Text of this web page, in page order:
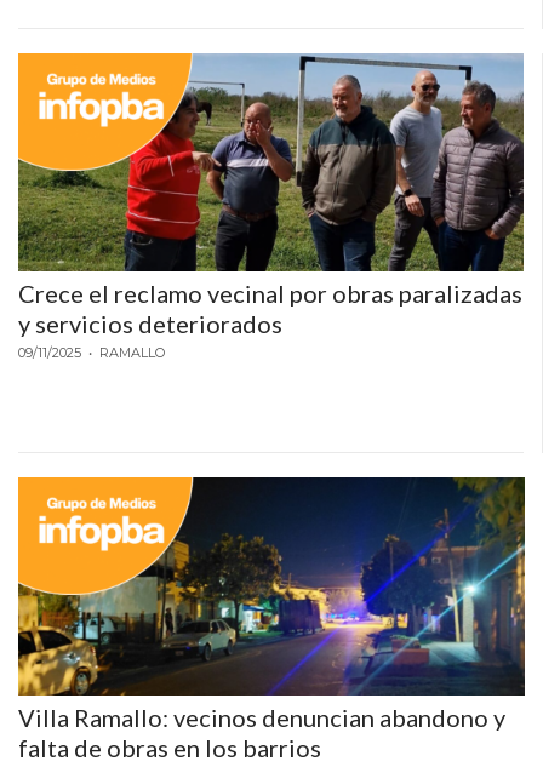
WHEY
PROTEIN
PERGAMINO:
DÓNDE
COMPRAR
EL
MEJOR
GIMNASIO
DE
GRATIS
SUPLEMENTOS
DEPORTIVOS
EN
PERGAMINO:
DÓNDE
COMPRAR
PROTEÍNA,
CREATINA
Crece el reclamo vecinal por obras paralizadas
y servicios deteriorados
09/11/2025 • RAMALLO
Villa Ramallo: vecinos denuncian abandono y
falta de obras en los barrios